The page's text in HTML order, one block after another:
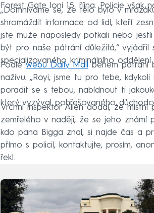
Forest Gate loni 15. října. Policie však
„Domníváme se, že tělo bylo v
shromáždit informace od lidí, kteří
jste muže naposledy potkali nebo
být pro naše pátrání důležitá,“
specializovaného kriminálního
Podlewebu Daily Mail během pátrání
naživu. „Royi, jsme tu pro tebe,
poradit se s tebou, nabídnout ti
který vyzýval pohřešovaného
Vrchní inspektor Allen dodal, že
zemřelého v naději, že se jeho známí
kdo pana Bigga znal, si najde čas a
přímo s policií, kontaktujte, prosím,
řekl.